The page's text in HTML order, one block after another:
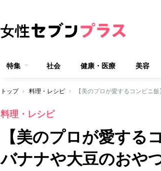
特集 社会 健康・医療 美容
トップ 料理・レシピ
料理・レシピ
【美のプロが愛する
バナナや大豆のおや